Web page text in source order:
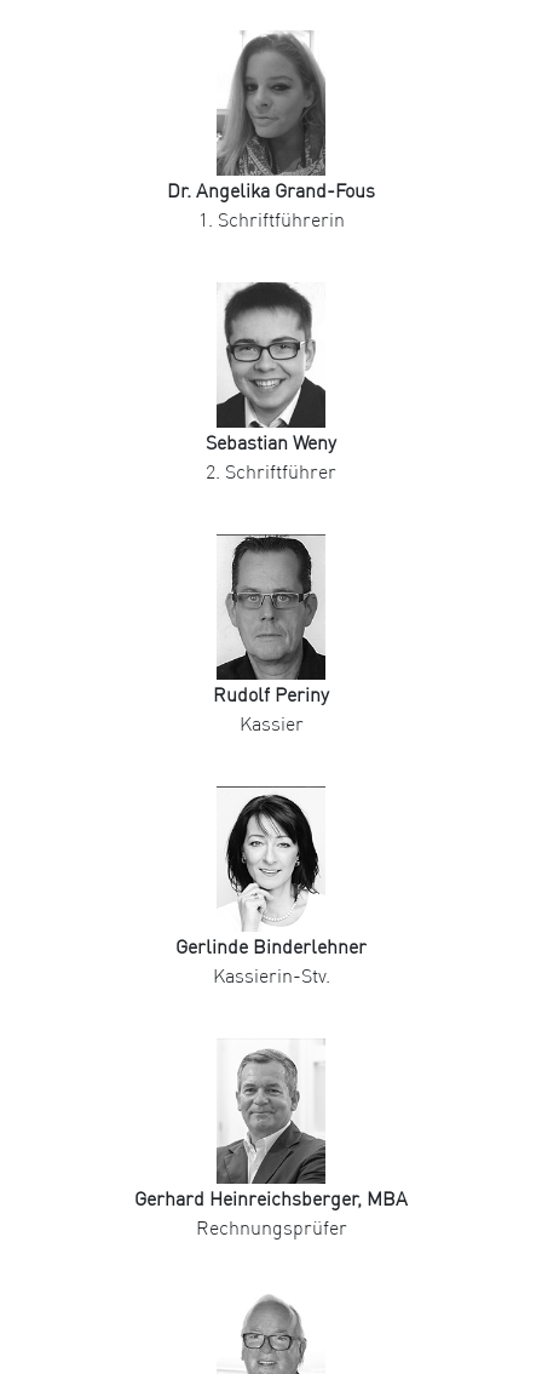
Dr. Angelika Grand-Fous
1. Schriftführerin
Sebastian Weny
2. Schriftführer
Rudolf Periny
Kassier
Gerlinde Binderlehner
Kassierin-Stv.
Gerhard Heinreichsberger, MBA
Rechnungsprüfer